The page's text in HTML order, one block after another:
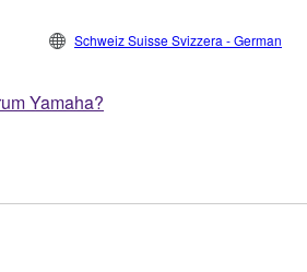
Yamaha?
Schweiz Suisse Svizzera - German